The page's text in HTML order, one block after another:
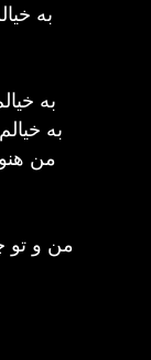
به
به
به
من
من و تو